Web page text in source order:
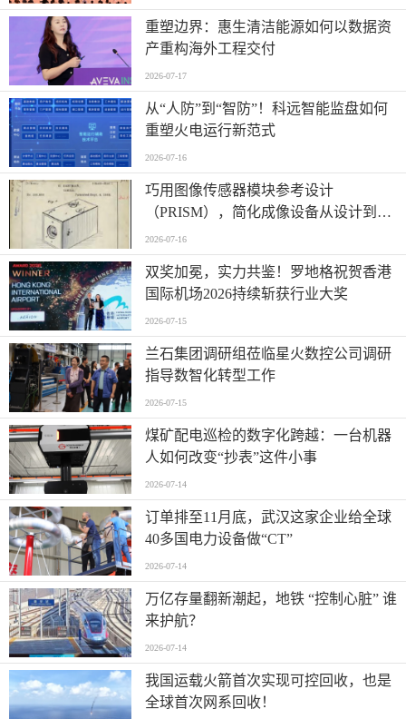
重塑边界：惠生清洁能源如何以数据资
产重构海外工程交付
2026-07-17
从“人防”到“智防”！科远智能监盘如何
重塑火电运行新范式
2026-07-16
巧用图像传感器模块参考设计
（PRISM），简化成像设备从设计到制
造的全流程
2026-07-16
双奖加冕，实力共鉴！罗地格祝贺香港
国际机场2026持续斩获行业大奖
2026-07-15
兰石集团调研组莅临星火数控公司调研
指导数智化转型工作
2026-07-15
煤矿配电巡检的数字化跨越：一台机器
人如何改变“抄表”这件小事
2026-07-14
订单排至11月底，武汉这家企业给全球
40多国电力设备做“CT”
2026-07-14
万亿存量翻新潮起，地铁 “控制心脏” 谁
来护航？
2026-07-14
我国运载火箭首次实现可控回收，也是
全球首次网系回收！